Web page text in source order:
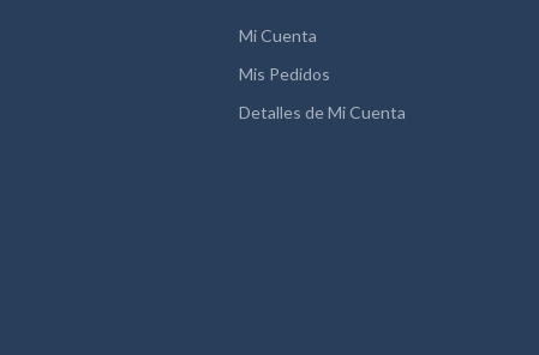
Mi Cuenta
Mis Pedidos
Detalles de Mi Cuenta